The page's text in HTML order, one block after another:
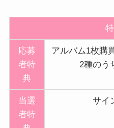
応募
者特
典
アルバム1枚購
2種のう
当選
者特
サイ